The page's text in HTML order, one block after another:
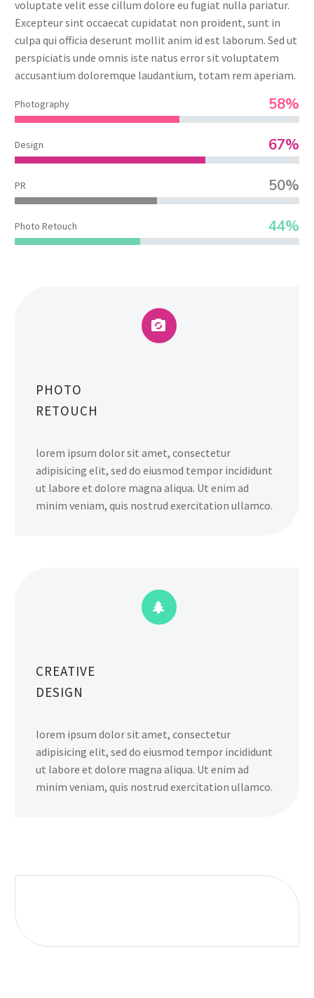
voluptate velit esse cillum dolore eu fugiat nulla pariatur.
Excepteur sint occaecat cupidatat non proident, sunt in
culpa qui officia deserunt mollit anim id est laborum. Sed ut
perspiciatis unde omnis iste natus error sit voluptatem
accusantium doloremque laudantium, totam rem aperiam.
Photography 58%
Design 67%
PR 50%
Photo Retouch 44%


PHOTO
RETOUCH
lorem ipsum dolor sit amet, consectetur
adipisicing elit, sed do eiusmod tempor incididunt
ut labore et dolore magna aliqua. Ut enim ad
minim veniam, quis nostrud exercitation ullamco.


CREATIVE
DESIGN
lorem ipsum dolor sit amet, consectetur
adipisicing elit, sed do eiusmod tempor incididunt
ut labore et dolore magna aliqua. Ut enim ad
minim veniam, quis nostrud exercitation ullamco.